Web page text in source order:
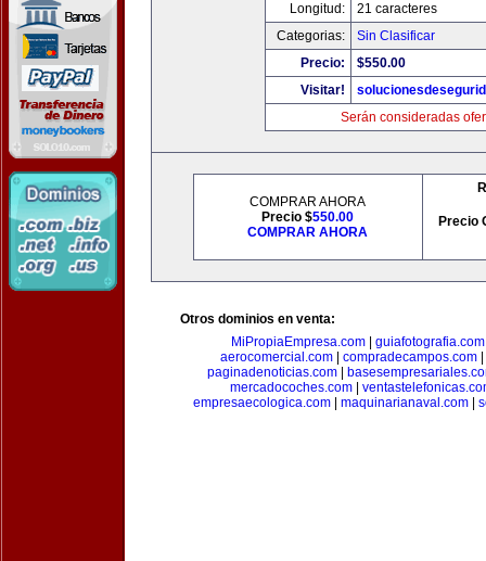
Longitud:
21 caracteres
Categorias:
Sin Clasificar
Precio:
$550.00
Visitar!
Serán consideradas
COMPRAR AHORA
Precio $550.00
COMPRAR AHORA
Precio
Otros dominios en venta:
MiPropiaEmpresa.com
guiafotografia.com
aerocomercial.com| compradecampos.com|
paginadenoticias.com|
mercadocoches.com|
empresaecologica.com| maquinarianaval.com|